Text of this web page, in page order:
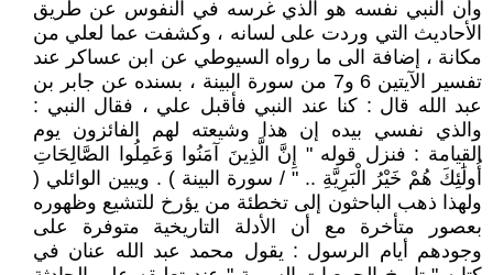
وأن النبي نفسه هو الذي غرسه في النفوس عن طريق
الأحاديث التي وردت على لسانه ، وكشفت عما لعلي من
مكانة ، إضافة الى ما رواه السيوطي عن ابن عساكر عند
تفسير الآيتين 6 و7 من سورة البينة ، بسنده عن جابر بن
عبد الله قال : كنا عند النبي فأقبل علي ، فقال النبي :
والذي نفسي بيده إن هذا وشيعته لهم الفائزون يوم
القيامة : فنزل قوله " إِنَّ الَّذِينَ آمَنُوا وَعَمِلُوا الصَّالِحَاتِ
أُولَٰئِكَ هُمْ خَيْرُ الْبَرِيَّةِ .. " / سورة البينة ) . ويبين الوائلي (
ولهذا ذهب الباحثون إلى تخطئة من يؤرخ للتشيع وظهوره
بعصور متأخرة مع أن الأدلة التاريخية متوفرة على
وجودهم أيام الرسول : يقول محمد عبد الله عنان في